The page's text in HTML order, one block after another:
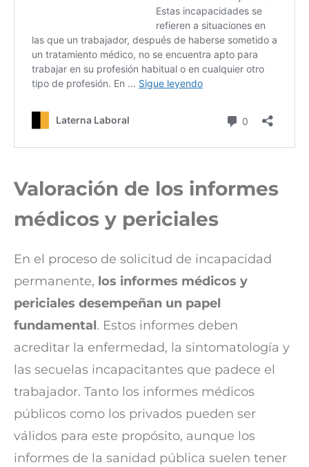
Valoración de los informes
médicos y periciales
En el proceso de solicitud de incapacidad
permanente, los informes médicos y
periciales desempeñan un papel
fundamental. Estos informes deben
acreditar la enfermedad, la sintomatología y
las secuelas incapacitantes que padece el
trabajador. Tanto los informes médicos
públicos como los privados pueden ser
válidos para este propósito, aunque los
informes de la sanidad pública suelen tener